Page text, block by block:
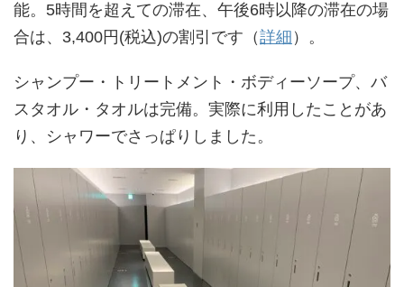
能。5時間を超えての滞在、午後6時以降の滞在の場
合は、3,400円(税込)の割引です（詳細 ）。
シャンプー・トリートメント・ボディーソープ、バ
スタオル・タオルは完備。実際に利用したことがあ
り、シャワーでさっぱりしました。